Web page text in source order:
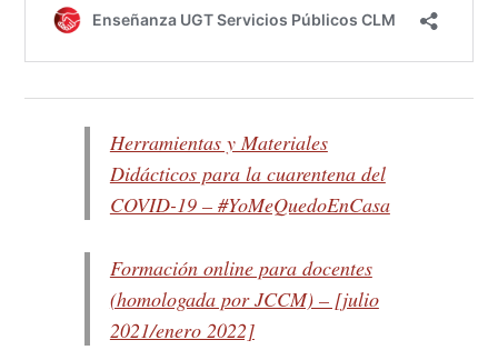
Herramientas y Materiales
Didácticos para la cuarentena del
COVID-19 – #YoMeQuedoEnCasa
Formación online para docentes
(homologada por JCCM) – [julio
2021/enero 2022]